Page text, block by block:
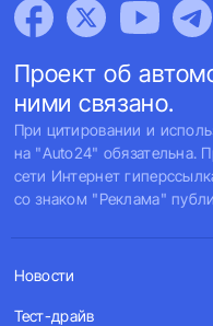
Проект об
ними связано.
При цитировании и
на "Auto24" обязательна.
сети Интернет
со знаком "Реклама"
Новости
Тест-драйв